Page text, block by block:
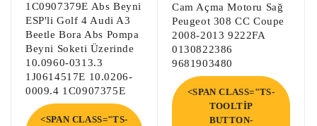
durumdadır ve amaçlandığı gibi
çalışmaktadır.
Yukarıdaki tabloda yer alan parça
numarası parçanızın numarası ile aynı
olmalıdır, aksi takdirde parça düzgün
çalışmayacaktır.
1C0907379E Abs Beyni
ESP'li Golf 4 Audi A3
Beetle Bora Abs Pompa
Beyni Soketi Üzerinde
10.0960-0313.3
1J0614517E 10.0206-
0009.4 1C0907375E
<SPAN CLASS="TS-
Cam Açma Motoru Sağ
Peugeot 308 CC Coupe
2008-2013 9222FA
0130822386
9681903480
<SPAN CLASS="TS-
TOOLTIP
BUTTON-